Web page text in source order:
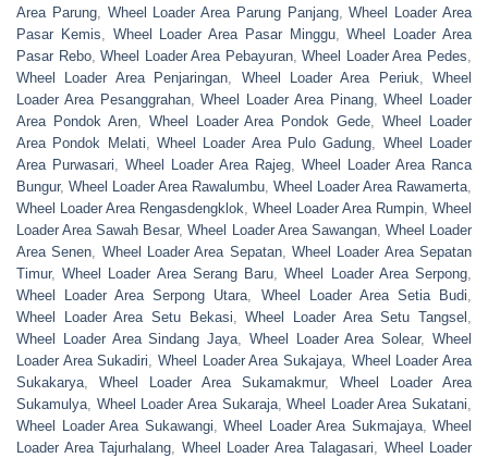
Area Parung, Wheel Loader Area Parung Panjang,Wheel Loader Area
Pasar Kemis, Wheel Loader Area Pasar Minggu,Wheel Loader Area
Pasar Rebo,Wheel Loader Area Pebayuran,Wheel Loader Area Pedes,
Wheel Loader Area Penjaringan, Wheel Loader Area Periuk, Wheel
Loader Area Pesanggrahan,Wheel Loader Area Pinang,Wheel Loader
Area Pondok Aren, Wheel Loader Area Pondok Gede,Wheel Loader
Area Pondok Melati,Wheel Loader Area Pulo Gadung, Wheel Loader
Area Purwasari, Wheel Loader Area Rajeg, Wheel Loader Area Ranca
Bungur, Wheel Loader Area Rawalumbu, Wheel Loader Area Rawamerta,
Wheel Loader Area Rengasdengklok, Wheel Loader Area Rumpin, Wheel
Loader Area Sawah Besar,Wheel Loader Area Sawangan, Wheel Loader
Area Senen, Wheel Loader Area Sepatan,Wheel Loader Area Sepatan
Timur,Wheel Loader Area Serang Baru,Wheel Loader Area Serpong,
Wheel Loader Area Serpong Utara, Wheel Loader Area Setia Budi,
Wheel Loader Area Setu Bekasi,Wheel Loader Area Setu Tangsel ,
Wheel Loader Area Sindang Jaya, Wheel Loader Area Solear,Wheel
Loader Area Sukadiri,Wheel Loader Area Sukajaya, Wheel Loader Area
Sukakarya, Wheel Loader Area Sukamakmur, Wheel Loader Area
Sukamulya, Wheel Loader Area Sukaraja,Wheel Loader Area Sukatani,
Wheel Loader Area Sukawangi, Wheel Loader Area Sukmajaya, Wheel
Loader Area Tajurhalang, Wheel Loader Area Talagasari, Wheel Loader